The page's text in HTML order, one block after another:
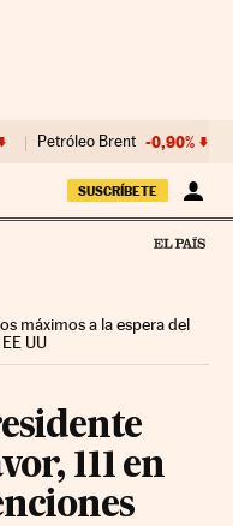
Petróleo Brent -0,90%
SUSCRÍBETE
máximos a la espera del
UU
111 en